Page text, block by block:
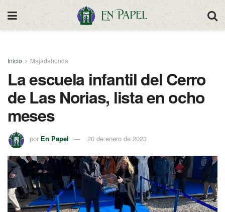
Inicio Majadahonda
La escuela infantil del Cerro
de Las Norias, lista en ocho
meses
por En Papel 20 de enero de 2023